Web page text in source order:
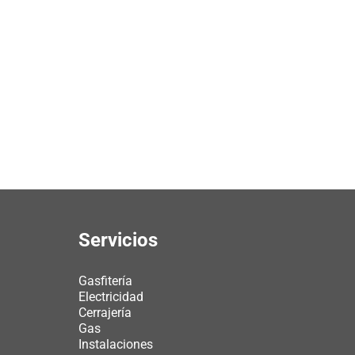
Servicios
Gasfitería
Electricidad
Cerrajería
Gas
Instalaciones